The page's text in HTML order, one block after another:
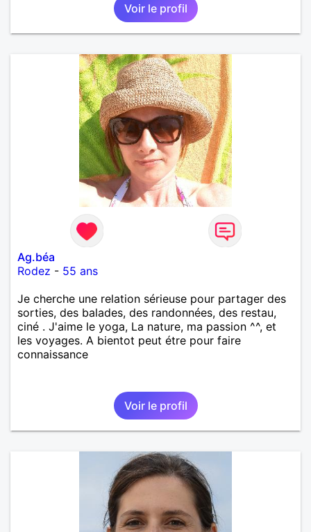
Voir le profil
Ag.béa
Rodez - 55 ans
Je cherche une relation sérieuse pour partager des
sorties, des balades, des randonnées, des restau,
ciné . J'aime le yoga, La nature, ma passion ^^, et
les voyages. A bientot peut étre pour faire
connaissance
Voir le profil